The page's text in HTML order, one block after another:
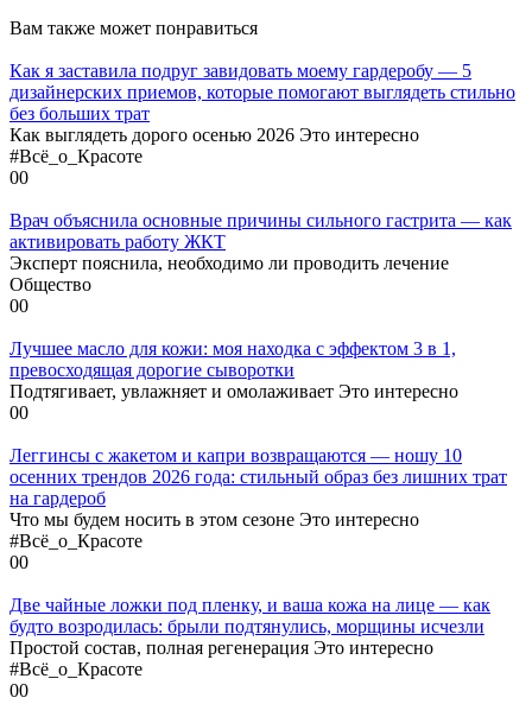
Вам также может понравиться
Как я заставила подруг завидовать моему гардеробу — 5
дизайнерских приемов, которые помогают выглядеть стильно
без больших трат
Как выглядеть дорого осенью 2026 Это интересно
#Всё_о_Красоте
00
Врач объяснила основные причины сильного гастрита — как
активировать работу ЖКТ
Эксперт пояснила, необходимо ли проводить лечение
Общество
00
Лучшее масло для кожи: моя находка с эффектом 3 в 1,
превосходящая дорогие сыворотки
Подтягивает, увлажняет и омолаживает Это интересно
00
Леггинсы с жакетом и капри возвращаются — ношу 10
осенних трендов 2026 года: стильный образ без лишних трат
на гардероб
Что мы будем носить в этом сезоне Это интересно
#Всё_о_Красоте
00
Две чайные ложки под пленку, и ваша кожа на лице — как
будто возродилась: брыли подтянулись, морщины исчезли
Простой состав, полная регенерация Это интересно
#Всё_о_Красоте
00